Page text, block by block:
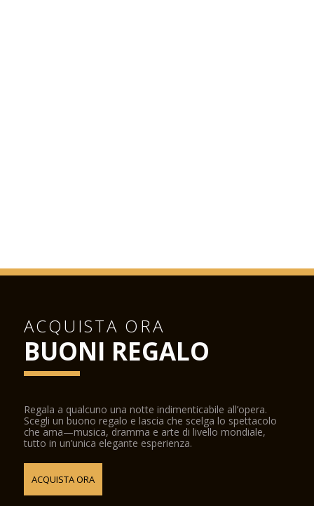
ACQUISTA ORA
BUONI REGALO
Regala a qualcuno una notte indimenticabile all’opera.
Scegli un buono regalo e lascia che scelga lo spettacolo
che ama—musica, dramma e arte di livello mondiale,
tutto in un’unica elegante esperienza.
ACQUISTA ORA